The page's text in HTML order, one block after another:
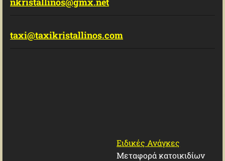
taxi@taxikristallinos.com
Ειδικές Ανάγκες
Μεταφορά κατοικιδίων